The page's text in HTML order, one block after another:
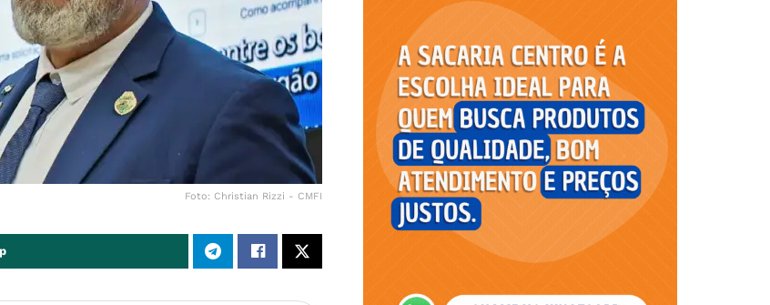
Foto: Christian Rizzi - CMFI